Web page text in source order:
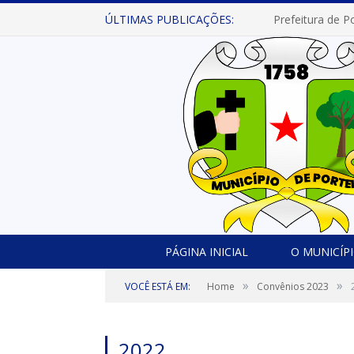
ÚLTIMAS PUBLICAÇÕES:
PÁGINA INICIAL O
VOCÊ ESTÁ EM: Home » Convênios 2023 »